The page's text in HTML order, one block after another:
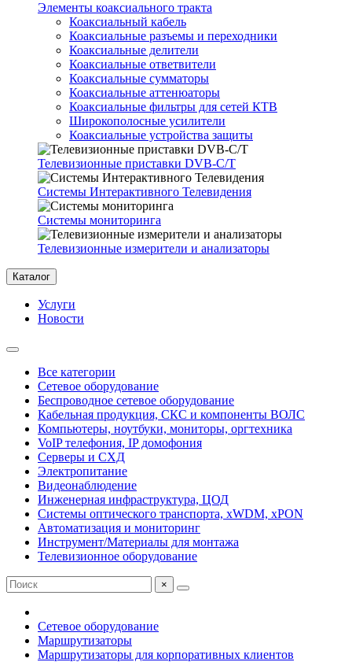
Элементы коаксиального тракта
Коаксиальный кабель
Коаксиальные разъемы и переходники
Коаксиальные делители
Коаксиальные ответвители
Коаксиальные сумматоры
Коаксиальные аттенюаторы
Коаксиальные фильтры для сетей КТВ
Широкополосные усилители
Коаксиальные устройства защиты
Телевизионные приставки DVB-C/T
Системы Интерактивного Телевидения
Системы мониторинга
Телевизионные измерители и анализаторы
Каталог
Услуги
Новости
Все категории
Сетевое оборудование
Беспроводное сетевое оборудование
Кабельная продукция, СКС и компоненты ВОЛС
Компьютеры, ноутбуки, мониторы, оргтехника
VoIP телефония, IP домофония
Серверы и СХД
Электропитание
Видеонаблюдение
Инженерная инфраструктура, ЦОД
Системы оптического транспорта, xWDM, xPON
Автоматизация и мониторинг
Инструмент/Материалы для монтажа
Телевизионное оборудование
×
Сетевое оборудование
Маршрутизаторы
Маршрутизаторы для корпоративных клиентов